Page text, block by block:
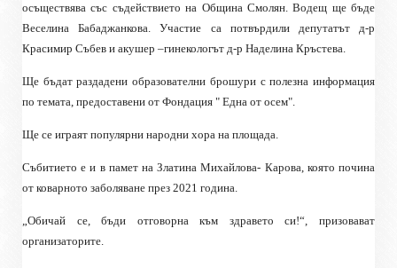
осъществява със съдействието на Община Смолян. Водещ ще бъде
Веселина Бабаджанкова. Участие са потвърдили депутатът д-р
Красимир Събев и акушер –гинекологът д-р Наделина Кръстева.
Ще бъдат раздадени образователни брошури с полезна информация
по темата, предоставени от Фондация " Една от осем".
Ще се играят популярни народни хора на площада.
Събитието е и в памет на Златина Михайлова- Карова, която почина
от коварното заболяване през 2021 година.
„Обичай се, бъди отговорна към здравето си!“, призовават
организаторите.